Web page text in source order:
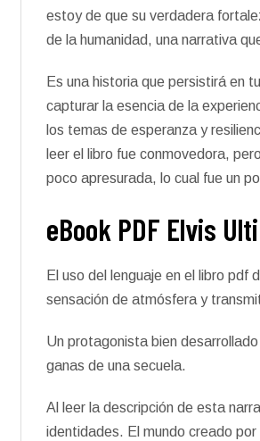
estoy de que su verdadera
de la humanidad, una narrativa
Es una historia que persistirá en
capturar la esencia de la
los temas de esperanza y
leer el libro fue conmovedora,
poco apresurada, lo cual fue un
eBook PDF Elvis
El uso del lenguaje en el libro
sensación de atmósfera y
Un protagonista bien
ganas de una secuela.
Al leer la descripción de esta
identidades. El mundo creado